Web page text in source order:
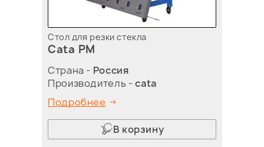
Стол для резки стекла
Cata PM
Страна - Россия
Производитель -cata
Подробнее
В корзину